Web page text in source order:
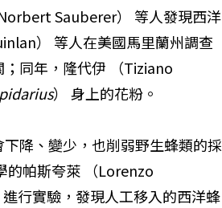
Sauberer） 等人發現西洋
） 等人在美國馬里蘭州調查
同年，隆代伊 （Tiziano
） 身上的花粉。
降、變少，也削弱野生蜂類的採
的帕斯夸萊 （Lorenzo
行實驗，發現人工移入的西洋蜂